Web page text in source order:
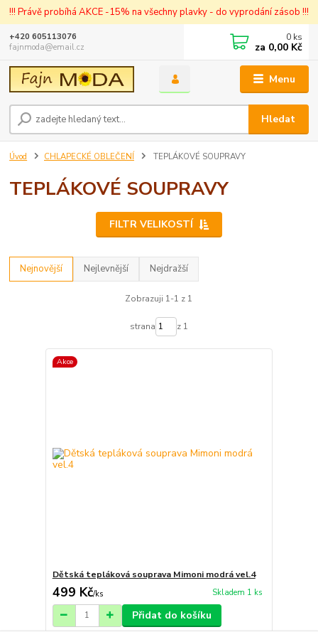
!!! Právě probíhá AKCE -15% na všechny plavky - do vyprodání zásob !!!
Menu
Hledat
+420 605113076
fajnmoda@email.cz
0 ks
za 0,00 Kč
Úvod CHLAPECKÉ OBLEČENÍ TEPLÁKOVÉ SOUPRAVY
TEPLÁKOVÉ SOUPRAVY
FILTR VELIKOSTÍ
Nejnovější Nejlevnější Nejdražší
Zobrazuji 1-1 z 1
strana z 1
Akce
Dětská tepláková souprava Mimoni modrá vel.4
499 Kč/ks Skladem 1 ks
Přidat do košíku